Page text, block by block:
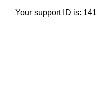
Your support ID is: